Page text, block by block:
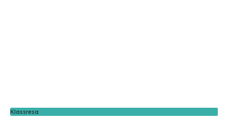
Klassresa